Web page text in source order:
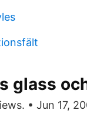
glass
• Jun 17,